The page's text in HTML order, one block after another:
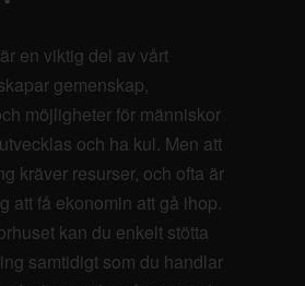
en viktig del av vårt
gemenskap,
möjligheter för människor
och ha kul. Men att
kräver resurser, och ofta är
att få ekonomin att gå ihop.
kan du enkelt stötta
samtidigt som du handlar